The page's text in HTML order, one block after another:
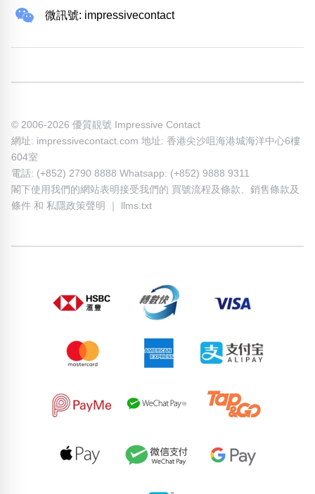
微訊號: impressivecontact
© 2006-2026 優質靚號 Impressive Contact
網址: impressivecontact.com 地址: 香港尖沙咀海港城海洋中心6樓
604室
電話: (+852) 2790 8888 Whatsapp: (+852) 9888 9311
閣下使用我們的網站表明接受我們的 買號流程及條款、 銷售條款及
條件 和 私隱政策聲明 llms.txt